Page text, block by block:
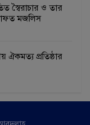
স্বৈরাচার ও তার
মজলিস
ঐকমত্য প্রতিষ্ঠার